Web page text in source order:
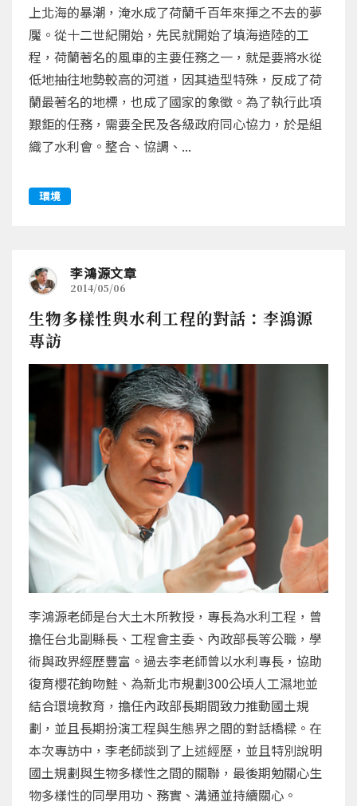
上北海的暴潮，淹水成了荷蘭千百年來揮之不去的夢
魘。從十二世紀開始，先民就開始了填海造陸的工
程，荷蘭著名的風車的主要任務之一，就是要將水從
低地抽往地勢較高的河道，因其造型特殊，反成了荷
蘭最著名的地標，也成了國家的象徵。為了執行此項
艱鉅的任務，需要全民及各級政府同心協力，於是組
織了水利會。整合、協調、...
環境
李鴻源文章
2014/05/06
生物多樣性與水利工程的對話：李鴻源
專訪
李鴻源老師是台大土木所教授，專長為水利工程，曾
擔任台北副縣長、工程會主委、內政部長等公職，學
術與政界經歷豐富。過去李老師曾以水利專長，協助
復育櫻花鉤吻鮭、為新北市規劃300公頃人工濕地並
結合環境教育，擔任內政部長期間致力推動國土規
劃，並且長期扮演工程與生態界之間的對話橋樑。在
本次專訪中，李老師談到了上述經歷，並且特別說明
國土規劃與生物多樣性之間的關聯，最後期勉關心生
物多樣性的同學用功、務實、溝通並持續關心。